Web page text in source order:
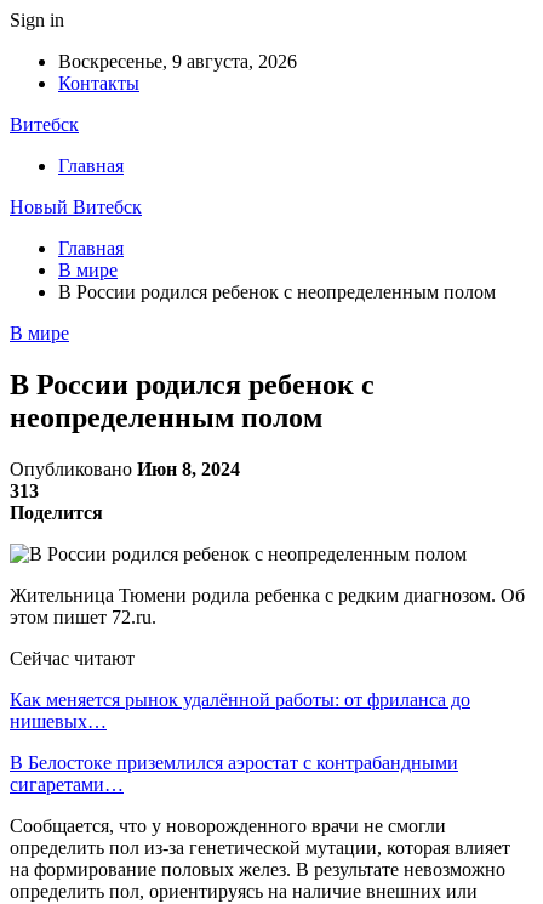
Sign in
Воскресенье, 9 августа, 2026
Контакты
Витебск
Главная
Новый Витебск
Главная
В мире
В России родился ребенок с неопределенным полом
В мире
В России родился ребенок с
неопределенным полом
Опубликовано Июн 8, 2024
313
Поделится
Жительница Тюмени родила ребенка с редким диагнозом. Об
этом пишет 72.ru.
Сейчас читают
Как меняется рынок удалённой работы: от фриланса до
нишевых…
В Белостоке приземлился аэростат с контрабандными
сигаретами…
Сообщается, что у новорожденного врачи не смогли
определить пол из-за генетической мутации, которая влияет
на формирование половых желез. В результате невозможно
определить пол, ориентируясь на наличие внешних или